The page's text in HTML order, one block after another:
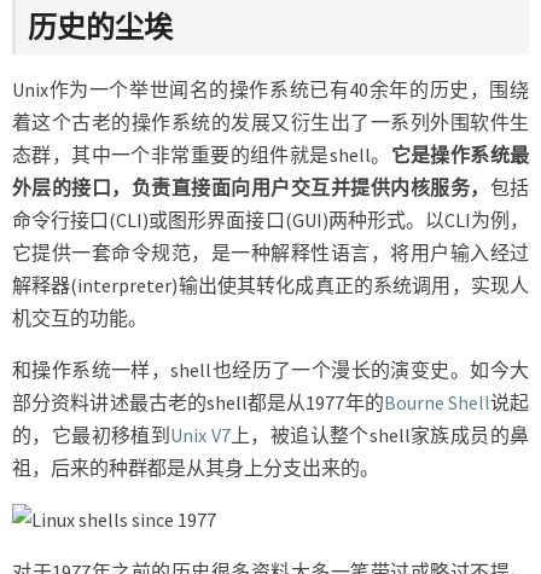
历史的尘埃
Unix作为一个举世闻名的操作系统已有40余年的历史，围绕
着这个古老的操作系统的发展又衍生出了一系列外围软件生
态群，其中一个非常重要的组件就是shell。 它是操作系统最
外层的接口，负责直接面向用户交互并提供内核服务， 包括
命令行接口(CLI)或图形界面接口(GUI)两种形式。以CLI为例，
它提供一套命令规范，是一种解释性语言，将用户输入经过
解释器(interpreter)输出使其转化成真正的系统调用，实现人
机交互的功能。
和操作系统一样，shell也经历了一个漫长的演变史。如今大
部分资料讲述最古老的shell都是从1977年的Bourne Shell说起
的，它最初移植到Unix V7上，被追认整个shell家族成员的鼻
祖，后来的种群都是从其身上分支出来的。